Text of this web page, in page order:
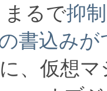
まるで抑
書込み
、仮想